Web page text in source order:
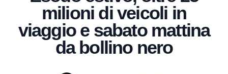
milioni di veicoli in
viaggio e sabato mattina
da bollino nero